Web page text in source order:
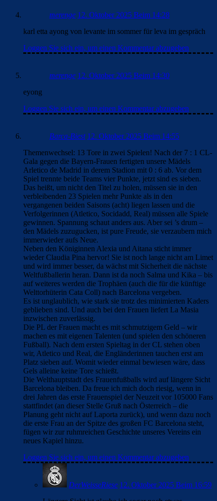
abzugeben
karl etta ayong von levante im sommer für leva im gespräch
Loggen Sie sich ein, um einen Kommentar abzugeben
Loggen Sie sich ein, um einen Kommentar abzugeben
Barca-Biest 12. Oktober 2025 Beim 14:55
Themenwechsel: 13 Tore in zwei Spielen! Nach der 7 : 1 CL-
Gala gegen die Bayern-Frauen fertigten unsere Mädels
Arletico de Madrid in derem Stadion mit 0 : 6 ab. Vor dem
Spiel trennte beide Teams vier Punkte, jetzt sind es sieben.
Das heißt, um nicht den Titel zu holen, müssen sie in den
verbleibenden 23 Spielen mehr Punkte als in den
vergangenen beiden Saisons (acht) liegen lassen und die
Verfolgerinnen (Atletico, Socidadd, Real) müssen alle Spiele
gewinnen. Spannung schaut anders aus. Aber sei ’s drum –
den Mädels zuzugucken, ist pure Freude, sie verzaubern mich
immerwieder aufs Neue.
Neben den Königinnen Alexia und Aitana sticht immer
wieder Claudia Pina hervor! Sie ist noch lange nicht am Limet
und wird immer besser, da wächst mit Sicherheit die nächste
Weltfußballerin heran. Dann ist da noch Salma und Kika – bis
auf weiteres werden die Trophäen (auch die für die künftige
Welttorhüterin Cata Coll) nach Barcelona vergeben.
Es ist unglaublich, wie stark sie trotz des minimierten Kaders
geblieben sind. Und auch bei den Frauen liefert La Masia
inzwischen zuverlässig.
Die PL der Frauen macht es mit schmutzigem Geld – wir
machen es mit eigenen Talenten (und spielen den schöneren
Fußball). Nach dem ersten Spieltag in der CL stehen oben
wir, Atletico und Real, die Engländerinnen tauchen erst am
Platz sieben auf. Womit wieder einmal bewiesen wäre, dass
Gels alleine keine Tore schießt.
Die Welthauptstadt des Frauenfußballs wird auf längere Sicht
Barcelona bleiben. Da freue ich mich doch riesig, wenn in
drei Jahren das erste Frauenspiel der Neuzeit vor 105000 Fans
stattfindet (an dieser Stelle Gruß nach Österreich – die
Planung geht nicht auf Laporta zurück), und wenn dazu noch
die erste Frau an der Spitze des großen FC Barcelona steht,
fügen wir zur ruhmreichen Geschichte unseres Vereins ein
neues Kapiel hinzu.